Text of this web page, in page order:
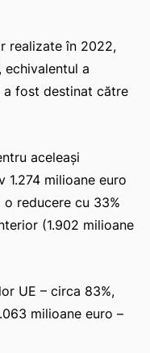
realizate în 2022,
echivalentul a
a fost destinat către
aceleași
milioane euro
reducere cu 33%
(1.902 milioane
UE – circa 83%,
milioane euro –